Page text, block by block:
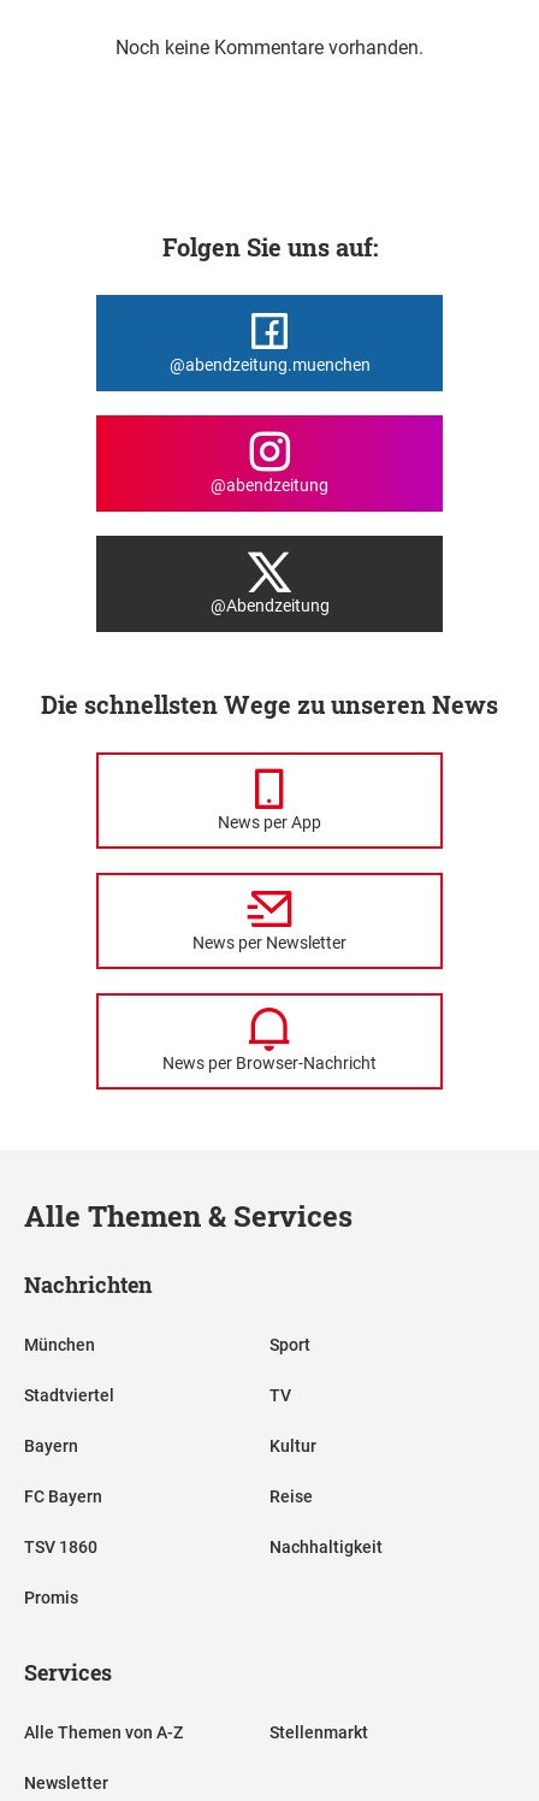
Noch keine Kommentare vorhanden.
Folgen Sie uns auf:
@abendzeitung.muenchen
@abendzeitung
@Abendzeitung
Die schnellsten Wege zu unseren News
News per App
News per Newsletter
News per Browser-Nachricht
Alle Themen & Services
Nachrichten
München
Stadtviertel
Bayern
FC Bayern
TSV 1860
Promis
Sport
TV
Kultur
Reise
Nachhaltigkeit
Services
Alle Themen von A-Z
Newsletter
Stellenmarkt